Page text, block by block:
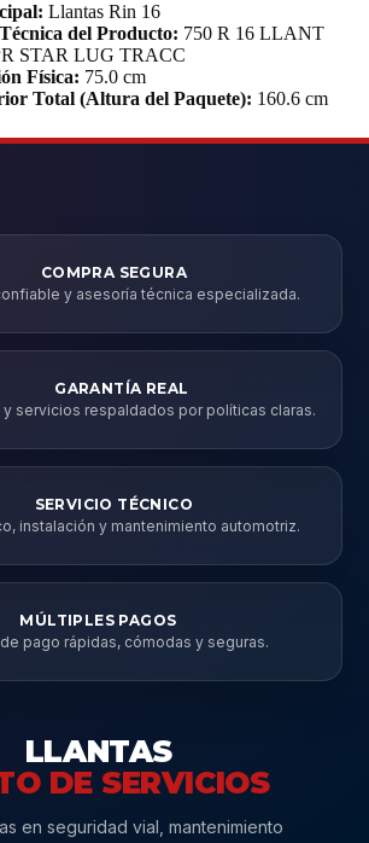
Llantas Rin 16
del Producto: 750 R 16 LLANT
STAR LUG TRACC
Física: 75.0 cm
Total (Altura del Paquete): 160.6 cm
COMPRA SEGURA
y asesoría técnica especializada.
GARANTÍA REAL
y servicios respaldados por políticas claras.
SERVICIO TÉCNICO
instalación y mantenimiento automotriz.
MÚLTIPLES PAGOS
pago rápidas, cómodas y seguras.
LLANTAS
DE SERVICIOS
en seguridad vial, mantenimiento